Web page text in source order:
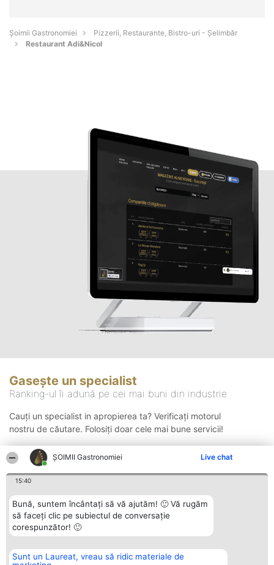
ȘOIMII Gastronomiei Live chat
15:40
Bună, suntem încântați să vă ajutăm! 🙂 Vă rugăm
să faceți clic pe subiectul de conversație
corespunzător! 🙂
Sunt un Laureat, vreau să ridic materiale de
Șoimii Gastronomiei
Pizzerii, Restaurante, Bistro-uri - Şelimbăr
Restaurant Adi&Nicol
Gasește un specialist
Ranking-ul îi adună pe cei mai buni din industrie
Cauți un specialist in apropierea ta? Verificați motorul
nostru de căutare. Folosiți doar cele mai bune servicii!
Organizator Ranking Plebiscyt Contact